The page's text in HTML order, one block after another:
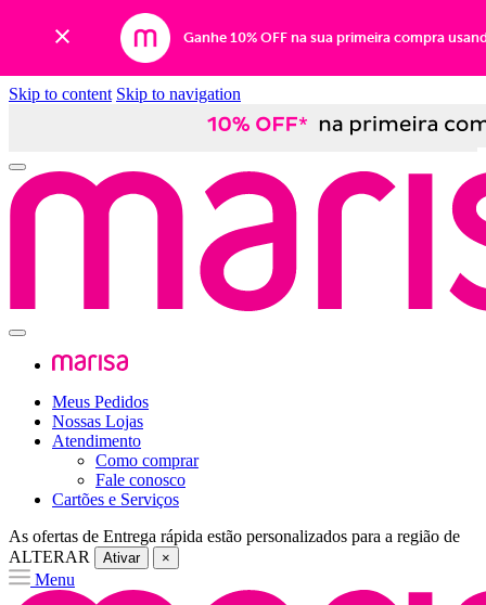
Ganhe 10% OFF na sua primeira compra
Skip to content Skip to navigation
Meus Pedidos
Nossas Lojas
Atendimento
Como comprar
Fale conosco
Cartões e Serviços
As ofertas de Entrega rápida estão personalizados para a região de
ALTERAR
Ativar ×
Menu